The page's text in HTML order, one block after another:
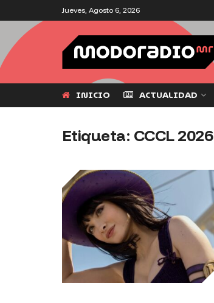
Jueves, Agosto 6, 2026
INICIO ACTUALIDAD
Etiqueta: CCCL 2026